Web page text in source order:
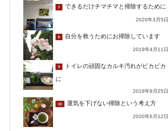
7 できるだけチマチマと掃除するために
2020年3月5日
8 自分を救うためにお掃除しています
2019年4月11日
9
トイレの頑固なカルキ汚れがピカピカ
に
2019年8月25日
10 運気を下げない掃除という考え方
2020年6月12日